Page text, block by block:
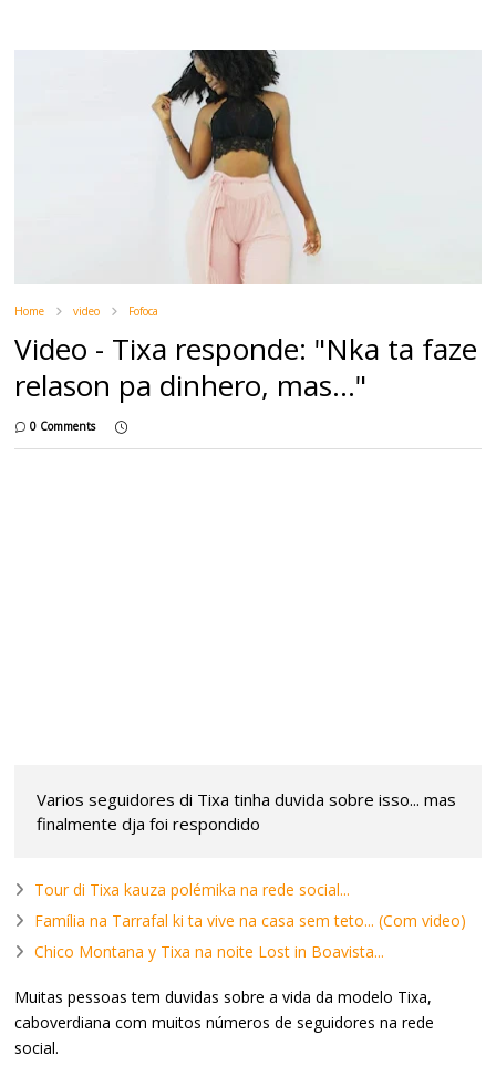
Home video Fofoca
Video - Tixa responde: "Nka ta faze
relason pa dinhero, mas..."
0 Comments
Varios seguidores di Tixa tinha duvida sobre isso... mas
finalmente dja foi respondido
Tour di Tixa kauza polémika na rede social...
Família na Tarrafal ki ta vive na casa sem teto... (Com video)
Chico Montana y Tixa na noite Lost in Boavista...
Muitas pessoas tem duvidas sobre a vida da modelo Tixa,
caboverdiana com muitos números de seguidores na rede
social.